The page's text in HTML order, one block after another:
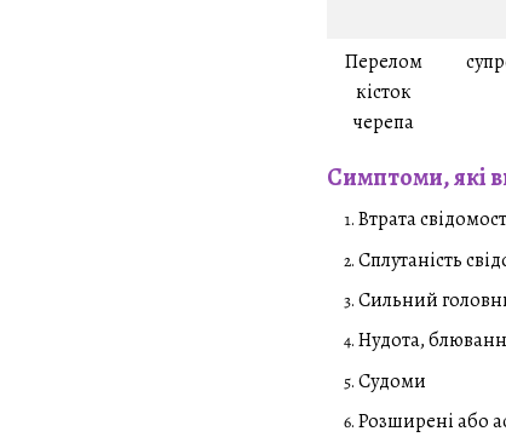
Перелом
кісток
черепа
Симптоми, які
Втрата
Сплутаність
Сильний
Нудота,
Судоми
Розширені або